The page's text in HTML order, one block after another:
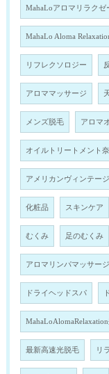
MahaLoアロマリラクゼ
MahaLo Aloma
リフレクソロジー
アロママッサージ
メンズ脱毛 アロマ
オイルトリートメント
アメリカンヴィンテー
化粧品 スキンケア
むくみ 足のむくみ
アロマリンパマッサー
ドライヘッドスパ
MahaLoAlomaRelaxation
最新高速光脱毛 リ